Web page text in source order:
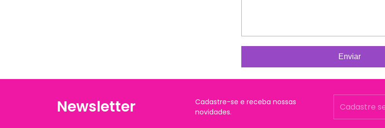
Enviar
Newsletter
Cadastre-se e receba nossas
novidades.